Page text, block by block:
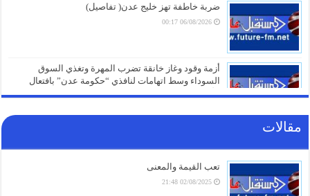
ضربة خاطفة تهز خليج عدن( تفاصيل)
06/08/2026 00:17
أزمة وقود وغاز خانقة تضرب المهرة وتغذي السوق
السوداء وسط اتهامات لنافذي “حكومة عدن” بافتعال
الأزمات
صنعاء تلتزم الصمت.. من يقف خلف غرق السفينة الهندية في البحر الأحمر؟
مقالات
تعب القيمة والمعنى
02/08/2025 21:48